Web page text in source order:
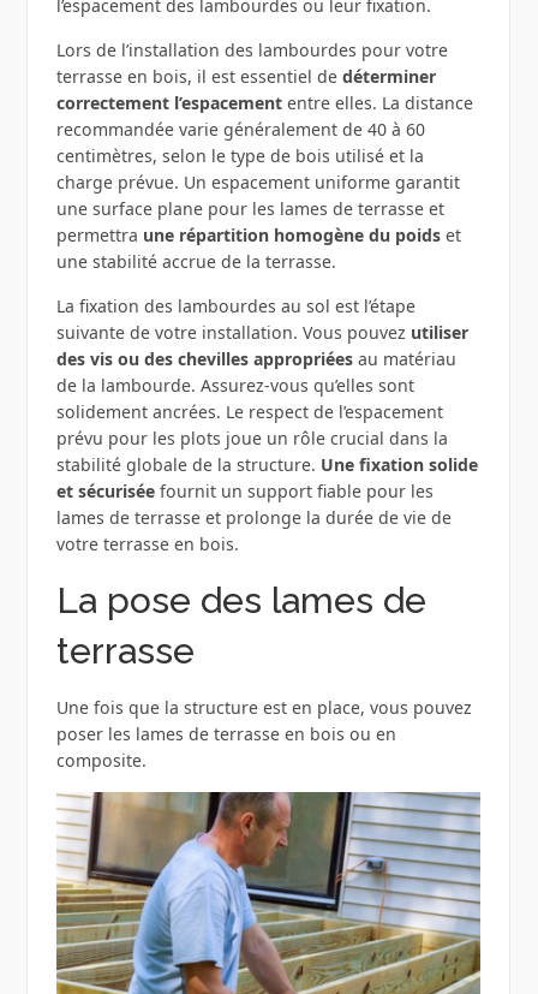
l’espacement des lambourdes ou leur fixation.
Lors de l’installation des lambourdes pour votre
terrasse en bois, il est essentiel de déterminer
correctement l’espacemententre elles. La distance
recommandée varie généralement de 40 à 60
centimètres, selon le type de bois utilisé et la
charge prévue. Un espacement uniforme garantit
une surface plane pour les lames de terrasse et
permettra une répartition homogène du poidset
une stabilité accrue de la terrasse.
La fixation des lambourdes au sol est l’étape
suivante de votre installation. Vous pouvez utiliser
des vis ou des chevilles appropriéesau matériau
de la lambourde. Assurez-vous qu’elles sont
solidement ancrées. Le respect de l’espacement
prévu pour les plots joue un rôle crucial dans la
stabilité globale de la structure. Une fixation solide
et sécuriséefournit un support fiable pour les
lames de terrasse et prolonge la durée de vie de
votre terrasse en bois.
La pose des lames de
terrasse
Une fois que la structure est en place, vous pouvez
poser les lames de terrasse en bois ou en
composite.